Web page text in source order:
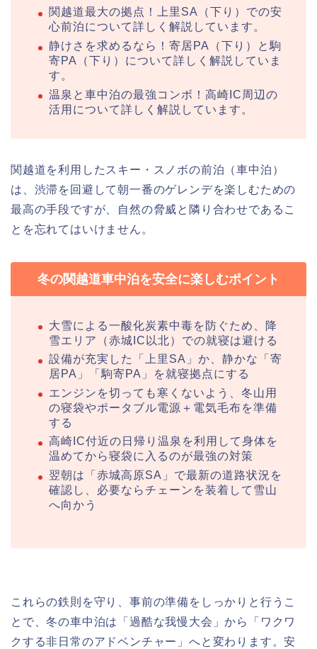
関越道最大の拠点！上里SA（下り）での安
心前泊について詳しく解説しています。
静けさを求めるなら！寄居PA（下り）と駒
寄PA（下り）について詳しく解説していま
す。
温泉と車中泊の最強コンボ！高崎IC周辺の
活用について詳しく解説しています。
関越道を利用したスキー・スノボの前泊（車中泊）
は、渋滞を回避して朝一番のゲレンデを楽しむための
最高の手段ですが、自然の脅威と隣り合わせであるこ
とを忘れてはいけません。
冬の関越道車中泊を安全に楽しむポイント
大雪による一酸化炭素中毒を防ぐため、降
雪エリア（赤城IC以北）での就寝は避ける
設備が充実した「上里SA」か、静かな「寄
居PA」「駒寄PA」を就寝拠点にする
エンジンを切っても寒くないよう、冬山用
の寝袋やポータブル電源＋電気毛布を準備
する
高崎IC付近の日帰り温泉を利用して身体を
温めてから寝袋に入るのが最強の対策
翌朝は「赤城高原SA」で最新の道路状況を
確認し、必要ならチェーンを装着して雪山
へ向かう
これらの鉄則を守り、事前の準備をしっかりと行うこ
とで、冬の車中泊は「過酷な我慢大会」から「ワクワ
クする非日常のアドベンチャー」へと変わります。安